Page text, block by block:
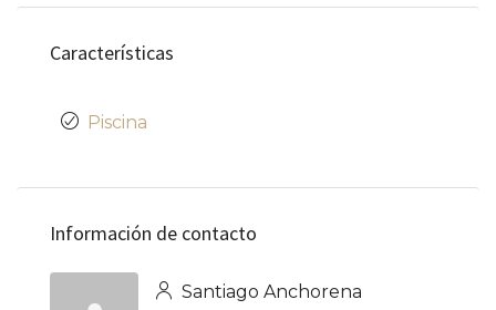
Características
Piscina
Información de contacto
Santiago Anchorena